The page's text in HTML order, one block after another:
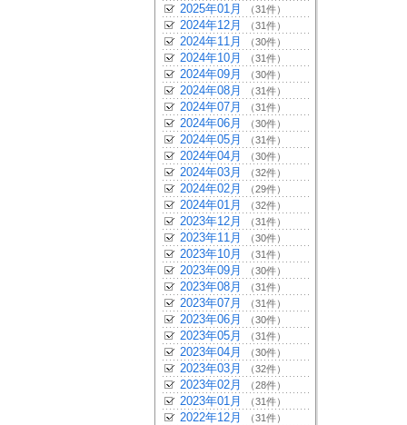
2025年01月 （31件）
2024年12月 （31件）
2024年11月 （30件）
2024年10月 （31件）
2024年09月 （30件）
2024年08月 （31件）
2024年07月 （31件）
2024年06月 （30件）
2024年05月 （31件）
2024年04月 （30件）
2024年03月 （32件）
2024年02月 （29件）
2024年01月 （32件）
2023年12月 （31件）
2023年11月 （30件）
2023年10月 （31件）
2023年09月 （30件）
2023年08月 （31件）
2023年07月 （31件）
2023年06月 （30件）
2023年05月 （31件）
2023年04月 （30件）
2023年03月 （32件）
2023年02月 （28件）
2023年01月 （31件）
2022年12月 （31件）